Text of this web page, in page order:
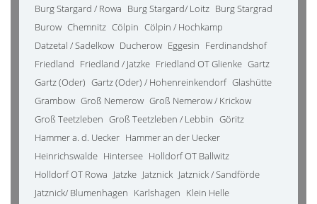
Burg Stargard / Rowa Burg Stargard/ Loitz Burg Stargrad
Burow Chemnitz Cölpin Cölpin / Hochkamp
Datzetal / Sadelkow Ducherow Eggesin Ferdinandshof
Friedland Friedland / Jatzke Friedland OT Glienke Gartz
Gartz (Oder) Gartz (Oder) / Hohenreinkendorf Glashütte
Grambow Groß Nemerow Groß Nemerow / Krickow
Groß Teetzleben Groß Teetzleben / Lebbin Göritz
Hammer a. d. Uecker Hammer an der Uecker
Heinrichswalde Hintersee Holldorf OT Ballwitz
Holldorf OT Rowa Jatzke Jatznick Jatznick / Sandförde
Jatznick/ Blumenhagen Karlshagen Klein Helle